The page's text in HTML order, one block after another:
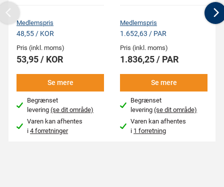
Medlemspris
48,55 / KOR
Pris (inkl. moms)
53,95 / KOR
Se mere
Begrænset
levering(se dit område)
Varen kan afhentes
i4 forretninger
Medlemspris
1.652,63 / PAR
Pris (inkl. moms)
1.836,25 / PAR
Se mere
Begrænset
levering(se dit område)
Varen kan afhentes
i 1 forretning
Previous